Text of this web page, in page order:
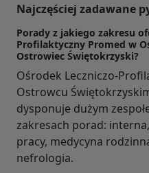
Najczęściej zadawane
Porady z jakiego zakresu
Profilaktyczny Promed w
Ostrowiec Świętokrzyski?
Ośrodek Leczniczo-
Ostrowcu
dysponuje dużym
zakresach porad:
pracy, medycyna
nefrologia.